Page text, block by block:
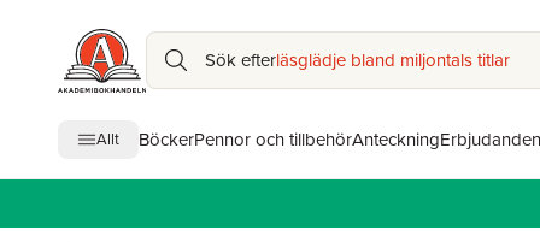
Sök efterläsglädje bland miljontals titlar
Allt BöckerPennor och tillbehörAnteckningErbjudanden